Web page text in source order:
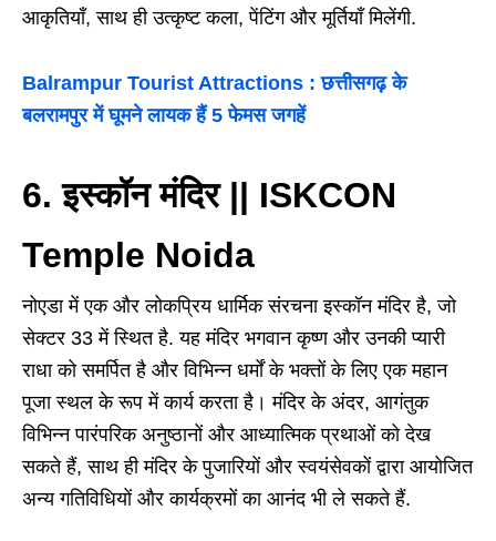
आकृतियाँ, साथ ही उत्कृष्ट कला, पेंटिंग और मूर्तियाँ मिलेंगी.
Balrampur Tourist Attractions : छत्तीसगढ़ के
बलरामपुर में घूमने लायक हैं 5 फेमस जगहें
6. इस्कॉन मंदिर || ISKCON
Temple Noida
नोएडा में एक और लोकप्रिय धार्मिक संरचना इस्कॉन मंदिर है, जो
सेक्टर 33 में स्थित है. यह मंदिर भगवान कृष्ण और उनकी प्यारी
राधा को समर्पित है और विभिन्न धर्मों के भक्तों के लिए एक महान
पूजा स्थल के रूप में कार्य करता है। मंदिर के अंदर, आगंतुक
विभिन्न पारंपरिक अनुष्ठानों और आध्यात्मिक प्रथाओं को देख
सकते हैं, साथ ही मंदिर के पुजारियों और स्वयंसेवकों द्वारा आयोजित
अन्य गतिविधियों और कार्यक्रमों का आनंद भी ले सकते हैं.